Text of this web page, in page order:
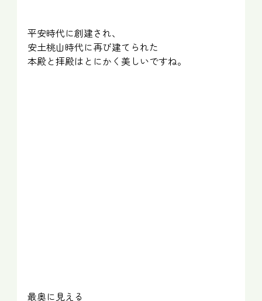
平安時代に創建され、
安土桃山時代に再び建てられた
本殿と拝殿はとにかく美しいですね。
最奥に見える